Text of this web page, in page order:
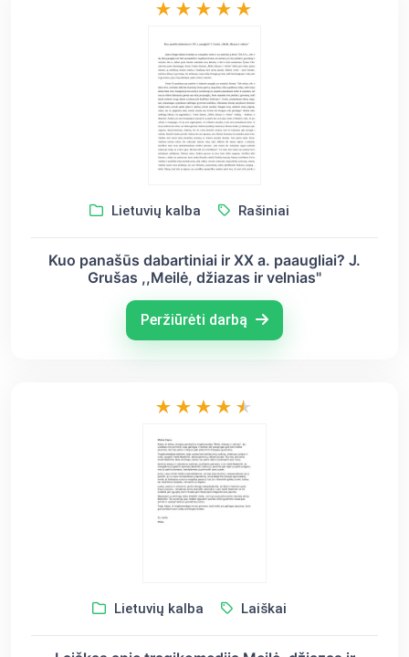
Lietuvių kalba Rašiniai
Kuo panašūs dabartiniai ir XX a. paaugliai? J.
Grušas ,,Meilė, džiazas ir velnias"
Peržiūrėti darbą
Lietuvių kalba Laiškai